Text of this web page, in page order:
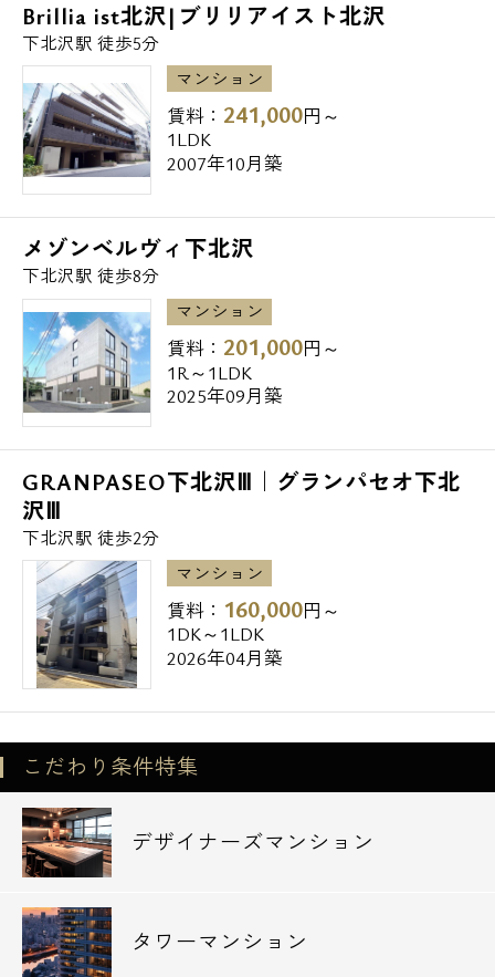
幼稚園・保育園
◆若竹保育園 101m
◆育成幼稚園 367m
◆笹塚第二保育園 437m
郵便局
◆世田谷北沢三郵便局 327m
◆笹塚駅前郵便局 518m
◆渋谷笹塚郵便局 727m
図書館
◆渋谷区立笹塚図書館 498m
銀行
◆東日本銀行東北沢支店 437m
◆三菱東京UFJ銀行笹塚支店 572m
◆みずほ銀行笹塚支店 609m
公園
◆玉川上水第二緑道 72m
◆代々木大山公園 481m
◆玉川上水緑道 714m
都内全域の高級賃貸、ペット可レジデンス、
デザインマンションはエスアールホームにお
任せください★
他社様ご紹介物件でも仲介手数料の無料診断
も実施中です☆
お気軽にお問い合わせ下さいませ。
Brillia ist北沢|ブリリアイスト北沢
下北沢駅 徒歩5分
マンション
賃料： 241,000円～
1LDK
2007年10月築
メゾンベルヴィ下北沢
下北沢駅 徒歩8分
マンション
賃料： 201,000円～
1R～1LDK
2025年09月築
GRANPASEO下北沢Ⅲ｜グランパセオ下北
沢Ⅲ
下北沢駅 徒歩2分
マンション
賃料： 160,000円～
1DK～1LDK
2026年04月築
こだわり条件特集
デザイナーズマンション
タワーマンション